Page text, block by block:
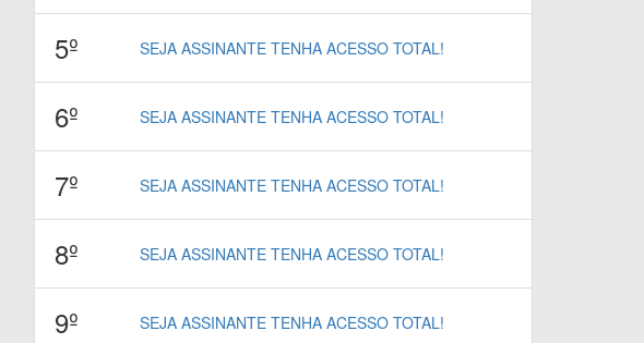
5º SEJA ASSINANTE TENHA ACESSO TOTAL!
6º SEJA ASSINANTE TENHA ACESSO TOTAL!
7º SEJA ASSINANTE TENHA ACESSO TOTAL!
8º SEJA ASSINANTE TENHA ACESSO TOTAL!
9º SEJA ASSINANTE TENHA ACESSO TOTAL!